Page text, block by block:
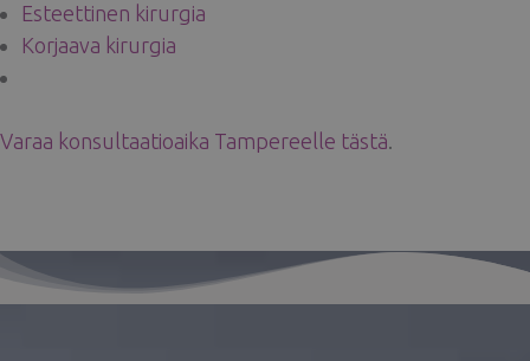
Esteettinen kirurgia
Korjaava kirurgia
Varaa konsultaatioaika Tampereelle tästä.